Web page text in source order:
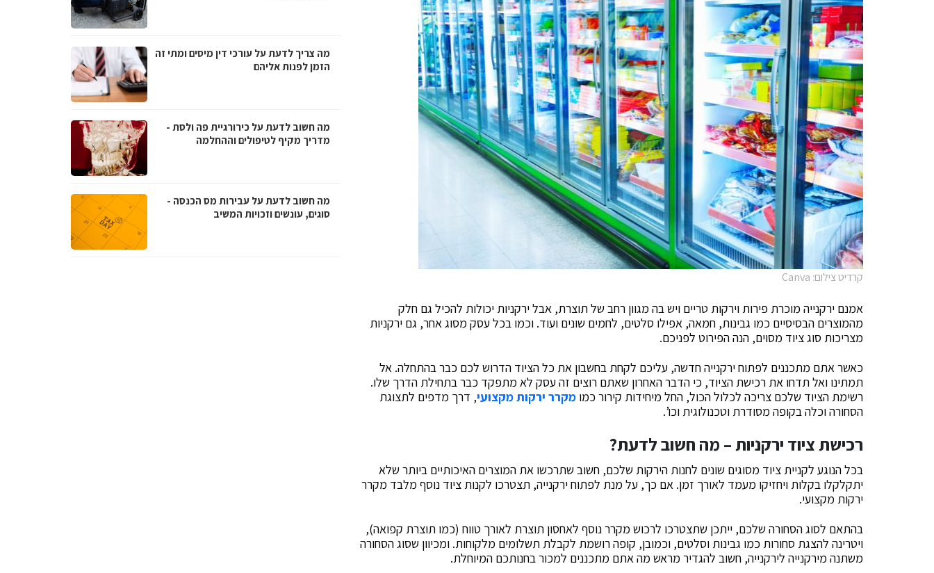
קרדיט צילום: Canva
אמנם ירקנייה מוכרת פירות וירקות טריים ויש בה מגוון רחב של תוצרת, אבל ירקניות יכולות להכיל גם חלק
מהמוצרים הבסיסיים כמו גבינות, חמאה, אפילו סלטים, לחמים שונים ועוד. וכמו בכל עסק מסוג אחר, גם ירקניות
מצריכות סוג ציוד מסוים, הנה הפירוט לפניכם.
כאשר אתם מתכננים לפתוח ירקנייה חדשה, עליכם לקחת בחשבון את כל הציוד הדרוש לכם כבר בהתחלה. אל
תמתינו ואל תדחו את רכישת הציוד, כי הדבר האחרון שאתם רוצים זה עסק לא מתפקד כבר בתחילת הדרך שלו.
רשימת הציוד שלכם צריכה לכלול הכול, החל מיחידות קירור כמו מקרר ירקות מקצועי, דרך מדפים לתצוגת
הסחורה וכלה בקופה מסודרת וטכנולוגית וכו’.
רכישת ציוד ירקניות – מה חשוב לדעת?
בכל הנוגע לקניית ציוד מסוגים שונים לחנות הירקות שלכם, חשוב שתרכשו את המוצרים האיכותיים ביותר שלא
יתקלקלו בקלות ויחזיקו מעמד לאורך זמן. אם כך, על מנת לפתוח ירקנייה, תצטרכו לקנות ציוד נוסף מלבד מקרר
ירקות מקצועי.
בהתאם לסוג הסחורה שלכם, ייתכן שתצטרכו לרכוש מקרר נוסף לאחסון תוצרת לאורך טווח (כמו תוצרת קפואה),
ויטרינה להצגת סחורות כמו גבינות וסלטים, וכמובן, קופה רושמת לקבלת תשלומים מלקוחות. ומכיוון שסוג הסחורה
משתנה מירקנייה לירקנייה, חשוב להגדיר מראש מה אתם מתכננים למכור בחנותכם המיוחלת.
מה צריך לדעת על עורכי דין מיסים ומתי זה
הזמן לפנות אליהם
מה חשוב לדעת על כירורגיית פה ולסת -
מדריך מקיף לטיפולים וההחלמה
מה חשוב לדעת על עבירות מס הכנסה -
סוגים, עונשים וזכויות המשיב